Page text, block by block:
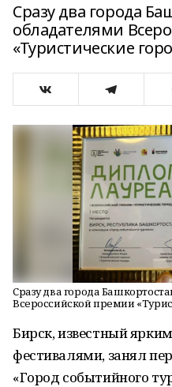
Сразу два города
обладателями
«Туристические
Сразу два города
Всероссийской премии
Бирск, известный
фестивалями, занял
«Город событийного